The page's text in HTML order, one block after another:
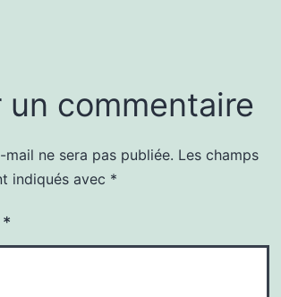
un commentaire
ne sera pas publiée. Les champs
indiqués avec *
*